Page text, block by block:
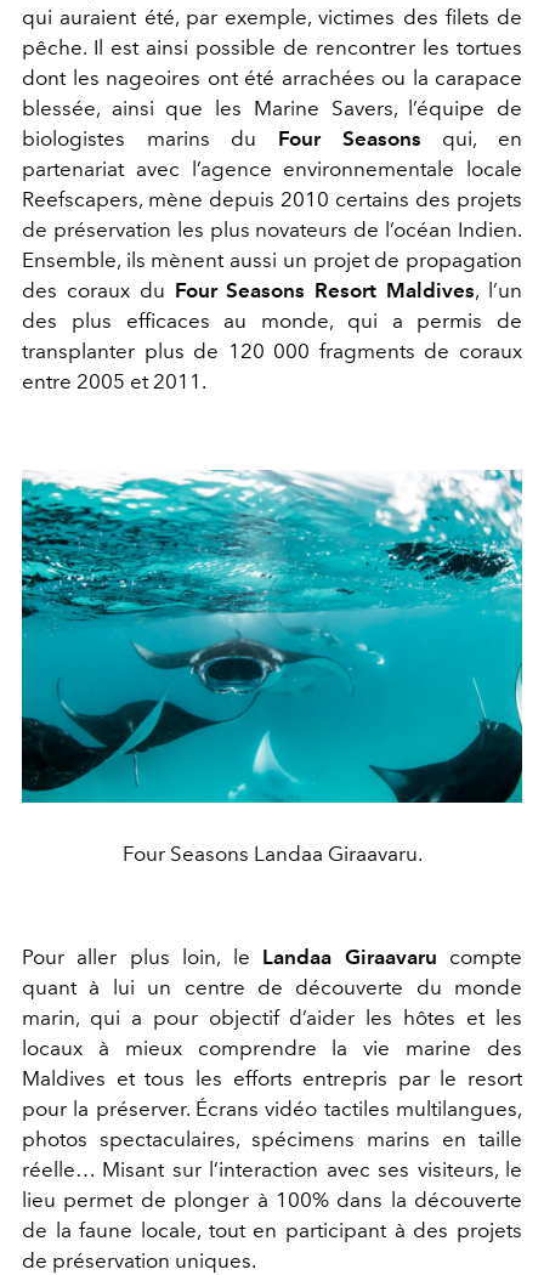
qui auraient été, par exemple, victimes des filets de
pêche. Il est ainsi possible de rencontrer les tortues
dont les nageoires ont été arrachées ou la carapace
blessée, ainsi que les Marine Savers, l’équipe de
biologistes marins du Four Seasons qui, en
partenariat avec l’agence environnementale locale
Reefscapers, mène depuis 2010 certains des projets
de préservation les plus novateurs de l’océan Indien.
Ensemble, ils mènent aussi un projet de propagation
des coraux du Four Seasons Resort Maldives, l’un
des plus efficaces au monde, qui a permis de
transplanter plus de 120 000 fragments de coraux
entre 2005 et 2011.
Four Seasons Landaa Giraavaru.
Pour aller plus loin, le Landaa Giraavaru compte
quant à lui un centre de découverte du monde
marin, qui a pour objectif d’aider les hôtes et les
locaux à mieux comprendre la vie marine des
Maldives et tous les efforts entrepris par le resort
pour la préserver. Écrans vidéo tactiles multilangues,
photos spectaculaires, spécimens marins en taille
réelle… Misant sur l’interaction avec ses visiteurs, le
lieu permet de plonger à 100% dans la découverte
de la faune locale, tout en participant à des projets
de préservation uniques.